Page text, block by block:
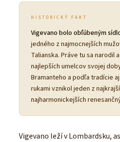
HISTORICKÝ FAKT
Vigevano bolo obľúbeným
jedného z najmocnejších
Talianska. Práve tu sa narodil
najlepších umelcov svojej
Bramanteho a podľa tradície
rukami vznikol jeden z
najharmonickejších
Vigevano leží v Lombardsku,